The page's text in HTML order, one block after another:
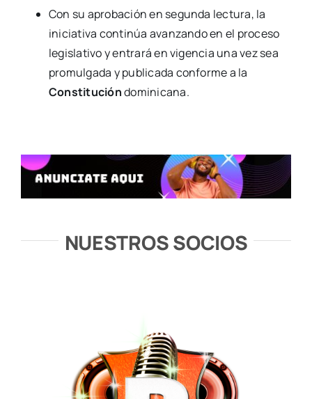
Con su aprobación en segunda lectura, la
iniciativa continúa avanzando en el proceso
legislativo y entrará en vigencia una vez sea
promulgada y publicada conforme a la
Constitucióndominicana.
NUESTROS SOCIOS